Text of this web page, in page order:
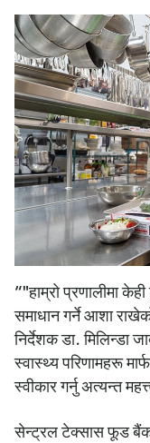
“"हाम्रो प्रणालीमा
समाधान गर्ने आशा
निर्देशक डा. मिलिन्डा
स्वास्थ्य परिणामहरू
स्वीकार गर्नु अत्यन्त
सेन्ट्रल टेक्सास फूड